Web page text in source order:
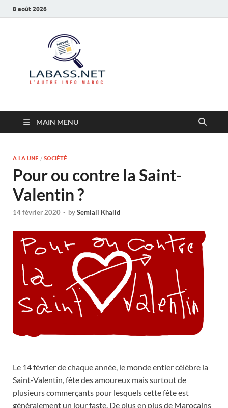
8 août 2026
MAIN MENU
A LA UNE / SOCIÉTÉ
Pour ou contre la Saint-
Valentin ?
14 février 2020 - bySemlali Khalid
Le 14 février de chaque année, le monde entier célèbre la
Saint-Valentin, fête des amoureux mais surtout de
plusieurs commerçants pour lesquels cette fête est
généralement un jour faste. De plus en plus de Marocains